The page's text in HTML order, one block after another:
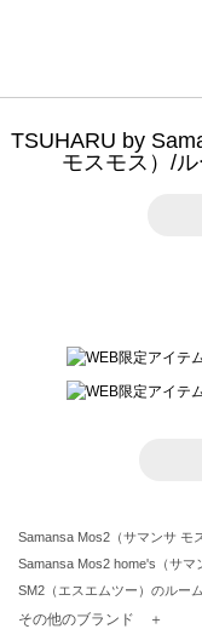
TSUHARU by
モスモス）/
Samansa Mos2（サマンサ モ
Samansa Mos2 home's（サ
SM2（エスエムツー）のルー
TSUHARU by Samansa Mos2
その他のブランド ＋